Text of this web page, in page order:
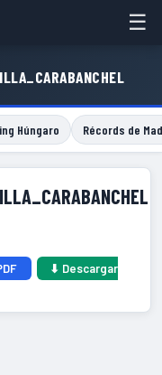
☰
Húngaro Récords de
⬇ Descargar